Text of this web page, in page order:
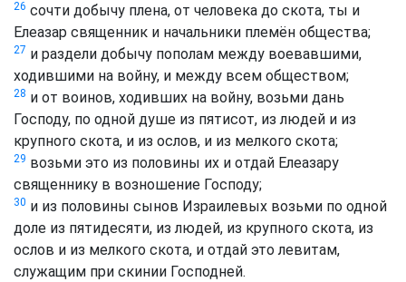
26 сочти добычу плена, от человека до скота, ты и
Елеазар священник и начальники племён общества;
27 и раздели добычу пополам между воевавшими,
ходившими на войну, и между всем обществом;
28 и от воинов, ходивших на войну, возьми дань
Господу, по одной душе из пятисот, из людей и из
крупного скота, и из ослов, и из мелкого скота;
29 возьми это из половины их и отдай Елеазару
священнику в возношение Господу;
30 и из половины сынов Израилевых возьми по одной
доле из пятидесяти, из людей, из крупного скота, из
ослов и из мелкого скота, и отдай это левитам,
служащим при скинии Господней.